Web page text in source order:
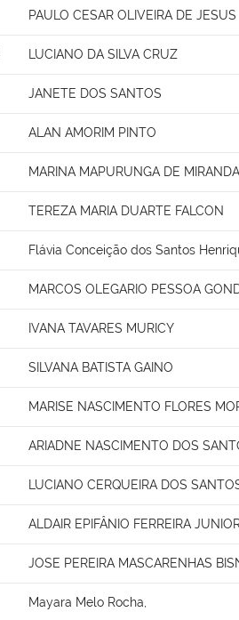
PAULO CESAR OLIVEIRA DE JESUS
LUCIANO DA SILVA CRUZ
JANETE DOS SANTOS
ALAN AMORIM PINTO
MARINA MAPURUNGA DE
TEREZA MARIA DUARTE FALCON
Flávia Conceição dos Santos
MARCOS OLEGARIO PESSOA
IVANA TAVARES MURICY
SILVANA BATISTA GAINO
MARISE NASCIMENTO FLORES
ARIADNE NASCIMENTO DOS
LUCIANO CERQUEIRA DOS
ALDAIR EPIFÂNIO FERREIRA
JOSE PEREIRA MASCARENHAS
Mayara Melo Rocha,